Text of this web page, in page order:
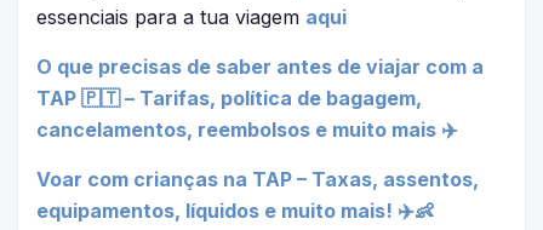
essenciais para a tua viagem aqui
O que precisas de saber antes de viajar com a
TAP 🇵🇹 – Tarifas, política de bagagem,
cancelamentos, reembolsos e muito mais ✈️
Voar com crianças na TAP – Taxas, assentos,
equipamentos, líquidos e muito mais! ✈️👶